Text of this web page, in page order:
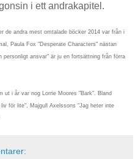
i ett andrakapitel.
de andra mest omtalade böcker 2014 var från i
Paula Fox "Desperate Characters" nästan
ansvar" är ju en fortsättning från förra
i år var nog Lorrie Moores "Bark". Bland
för lite", Majgull Axelssons "Jag heter inte